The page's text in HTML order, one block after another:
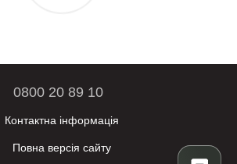
0800 20 89 10
Контактна інформація
Повна версія сайту